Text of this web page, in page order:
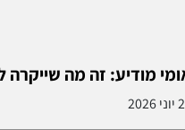
מודיע: זה מה